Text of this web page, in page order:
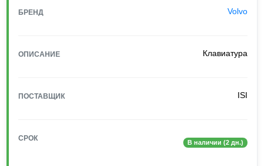
БРЕНД Volvo
ОПИСАНИЕ Клавиатура
ПОСТАВЩИК ISI
СРОК В наличии (2 дн.)